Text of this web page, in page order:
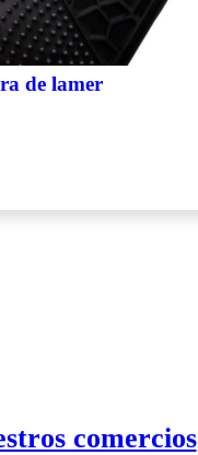
de lamer
comercios